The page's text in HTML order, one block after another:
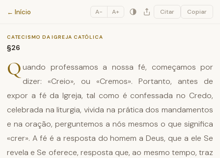
Catecismo da Igreja Católica
← Início A− A+ Citar Copiar
CATECISMO DA IGREJA CATÓLICA
§26
Quando professamos a nossa fé, começamos por
dizer: «Creio», ou «Cremos». Portanto, antes de
expor a fé da Igreja, tal como é confessada no Credo,
celebrada na liturgia, vivida na prática dos mandamentos
e na oração, perguntemos a nós mesmos o que significa
«crer». A fé é a resposta do homem a Deus, que a ele Se
revela e Se oferece, resposta que, ao mesmo tempo, traz